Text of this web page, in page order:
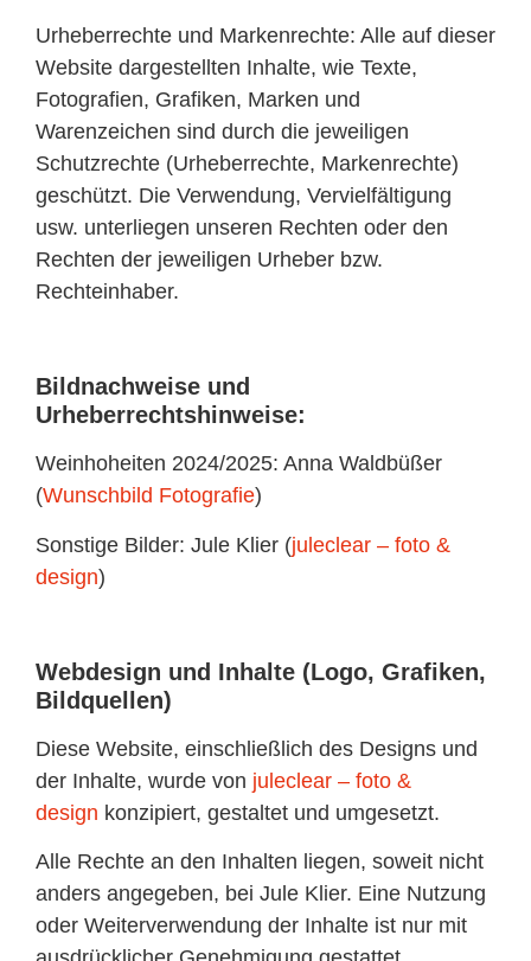
Urheberrechte und Markenrechte: Alle auf dieser
Website dargestellten Inhalte, wie Texte,
Fotografien, Grafiken, Marken und
Warenzeichen sind durch die jeweiligen
Schutzrechte (Urheberrechte, Markenrechte)
geschützt. Die Verwendung, Vervielfältigung
usw. unterliegen unseren Rechten oder den
Rechten der jeweiligen Urheber bzw.
Rechteinhaber.
Bildnachweise und
Urheberrechtshinweise:
Weinhoheiten 2024/2025: Anna Waldbüßer
(Wunschbild Fotografie)
Sonstige Bilder: Jule Klier (juleclear – foto &
design)
Webdesign und Inhalte (Logo, Grafiken,
Bildquellen)
Diese Website, einschließlich des Designs und
der Inhalte, wurde von juleclear – foto &
design konzipiert, gestaltet und umgesetzt.
Alle Rechte an den Inhalten liegen, soweit nicht
anders angegeben, bei Jule Klier. Eine Nutzung
oder Weiterverwendung der Inhalte ist nur mit